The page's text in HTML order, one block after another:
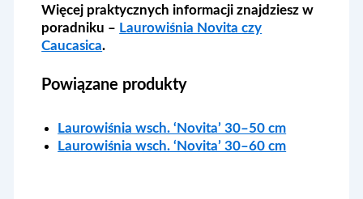
Więcej praktycznych informacji znajdziesz w
poradniku – Laurowiśnia Novita czy
Caucasica.
Powiązane produkty
Laurowiśnia wsch. ‘Novita’ 30–50 cm
Laurowiśnia wsch. ‘Novita’ 30–60 cm